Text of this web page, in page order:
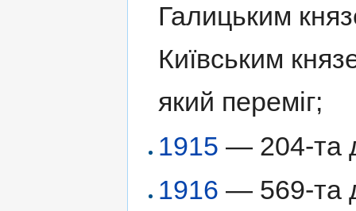
Галицьким
Київським
який переміг;
1915 — 204-та
1916 — 569-та